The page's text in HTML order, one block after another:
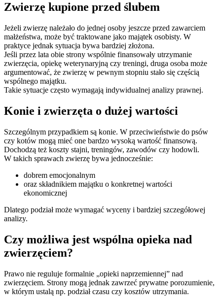
Zwierzę kupione przed ślubem
Jeżeli zwierzę należało do jednej osoby jeszcze przed zawarciem
małżeństwa, może być traktowane jako majątek osobisty. W
praktyce jednak sytuacja bywa bardziej złożona.
Jeśli przez lata obie strony wspólnie finansowały utrzymanie
zwierzęcia, opiekę weterynaryjną czy treningi, druga osoba może
argumentować, że zwierzę w pewnym stopniu stało się częścią
wspólnego majątku.
Takie sytuacje często wymagają indywidualnej analizy prawnej.
Konie i zwierzęta o dużej wartości
Szczególnym przypadkiem są konie. W przeciwieństwie do psów
czy kotów mogą mieć one bardzo wysoką wartość finansową.
Dochodzą też koszty stajni, treningów, zawodów czy hodowli.
W takich sprawach zwierzę bywa jednocześnie:
dobrem emocjonalnym
oraz składnikiem majątku o konkretnej wartości
ekonomicznej
Dlatego podział może wymagać wyceny i bardziej szczegółowej
analizy.
Czy możliwa jest wspólna opieka nad
zwierzęciem?
Prawo nie reguluje formalnie „opieki naprzemiennej” nad
zwierzęciem. Strony mogą jednak zawrzeć prywatne porozumienie,
w którym ustalą np. podział czasu czy kosztów utrzymania.